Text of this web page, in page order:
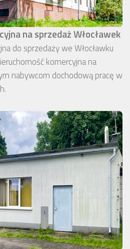
na sprzedaż Włocławek
do sprzedaży we Włocławku
komercyjna na
nabywcom dochodową pracę w